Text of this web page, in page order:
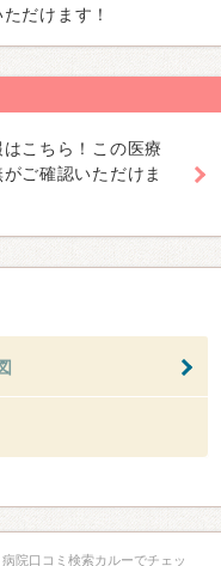
だけます！
こちら！この医療
ご確認いただけま
院口コミ検索カルーでチェッ